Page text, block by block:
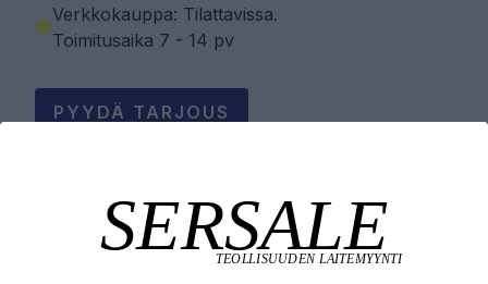
Verkkokauppa: Tilattavissa.
Toimitusaika 7 - 14 pv
PYYDÄ TARJOUS
LISÄÄ OSTOSKORIIN